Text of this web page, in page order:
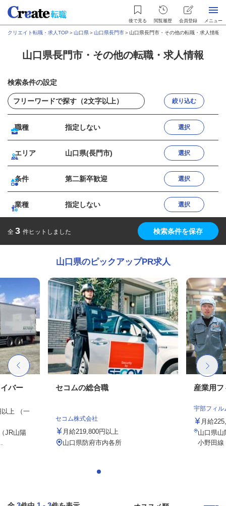
後で見る 閲覧履歴 会員登録 メニュー
クリエイト転職・求人TOP ＞山口県＞山口県長門市＞山口県長門市・その他の転職・求人情報
山口県長門市・その他の転職・求人情報
検索条件の設定
絞り込む
職種 指定しない 選択
エリア 山口県(長門市) 選択
条件 第二新卒歓迎 選択
業種 指定しない 選択
全 3 件ヒットしました 検索条件を保存
山口県のピックアップPR求人
バー
上 （一
JR山陽
セコムの総合職
セコム株式会社
月給219,800円以上
山口県防府市内各所
産業用
宇部フィル
月給
山口県山
小野田線